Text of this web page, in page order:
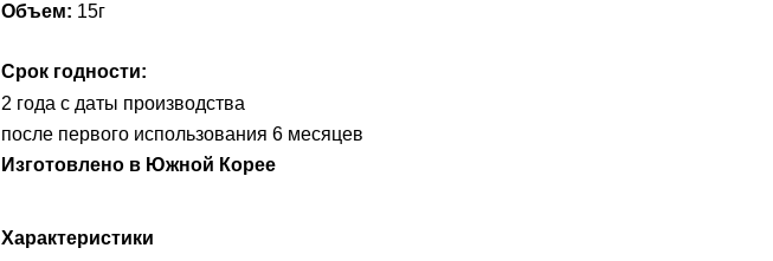
Объем: 15г
Срок годности:
2 года с даты производства
после первого использования 6 месяцев
Изготовлено в Южной Корее
Характеристики